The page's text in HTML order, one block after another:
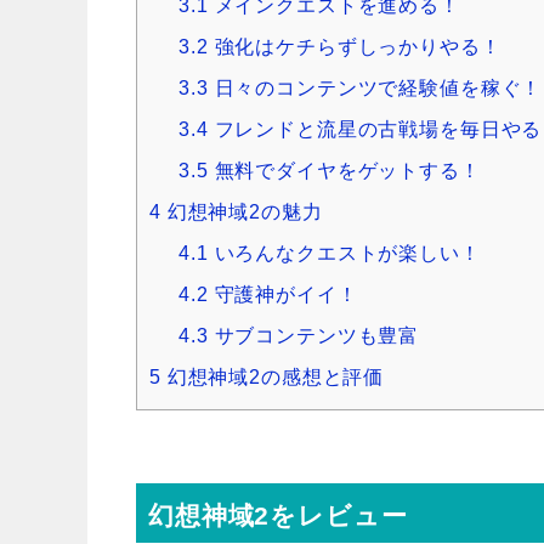
3.1 メインクエストを進める！
3.2 強化はケチらずしっかりやる！
3.3 日々のコンテンツで経験値を稼ぐ！
3.4 フレンドと流星の古戦場を毎日や
3.5 無料でダイヤをゲットする！
4 幻想神域2の魅力
4.1 いろんなクエストが楽しい！
4.2 守護神がイイ！
4.3 サブコンテンツも豊富
5 幻想神域2の感想と評価
幻想神域2をレビュー